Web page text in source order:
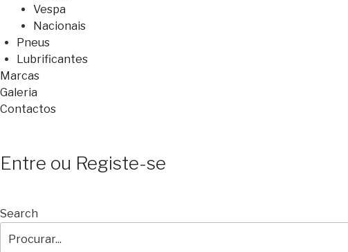
Vespa
Nacionais
Pneus
Lubrificantes
Marcas
Galeria
Contactos
Entre ou Registe-se
Search